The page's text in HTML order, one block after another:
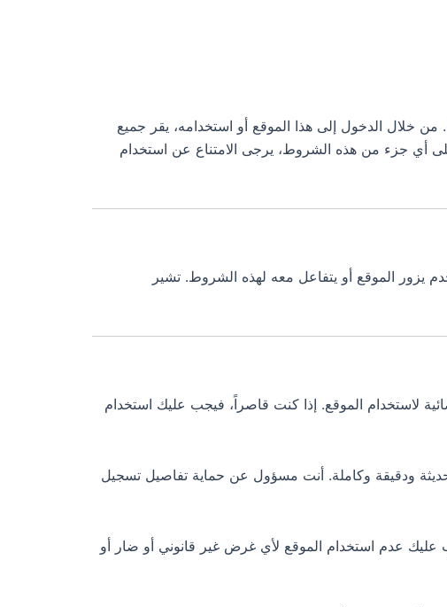
من خلال الدخول إلى هذا الموقع أو استخدامه، يقر جميع
على أي جزء من هذه الشروط، يرجى الامتناع عن استخدام
يزور الموقع أو يتفاعل معه لهذه الشروط. تشير
ولايتك القضائية لاستخدام الموقع. إذا كنت قاصراً، فيجب عليك استخدام
ودقيقة وكاملة. أنت مسؤول عن حماية تفاصيل تسجيل
عليك عدم استخدام الموقع لأي غرض غير قانوني أو ضار أو